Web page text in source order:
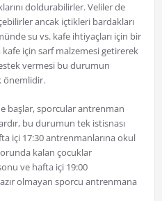
doldurabilirler. Veliler de
ancak içtikleri bardakları
su vs. kafe ihtiyaçları için bir
için sarf malzemesi getirerek
vermesi bu durumun
önemlidir.
başlar, sporcular antrenman
bu durumun tek istisnası
içi 17:30 antrenmanlarına okul
kalan çocuklar
ve hafta içi 19:00
olmayan sporcu antrenmana